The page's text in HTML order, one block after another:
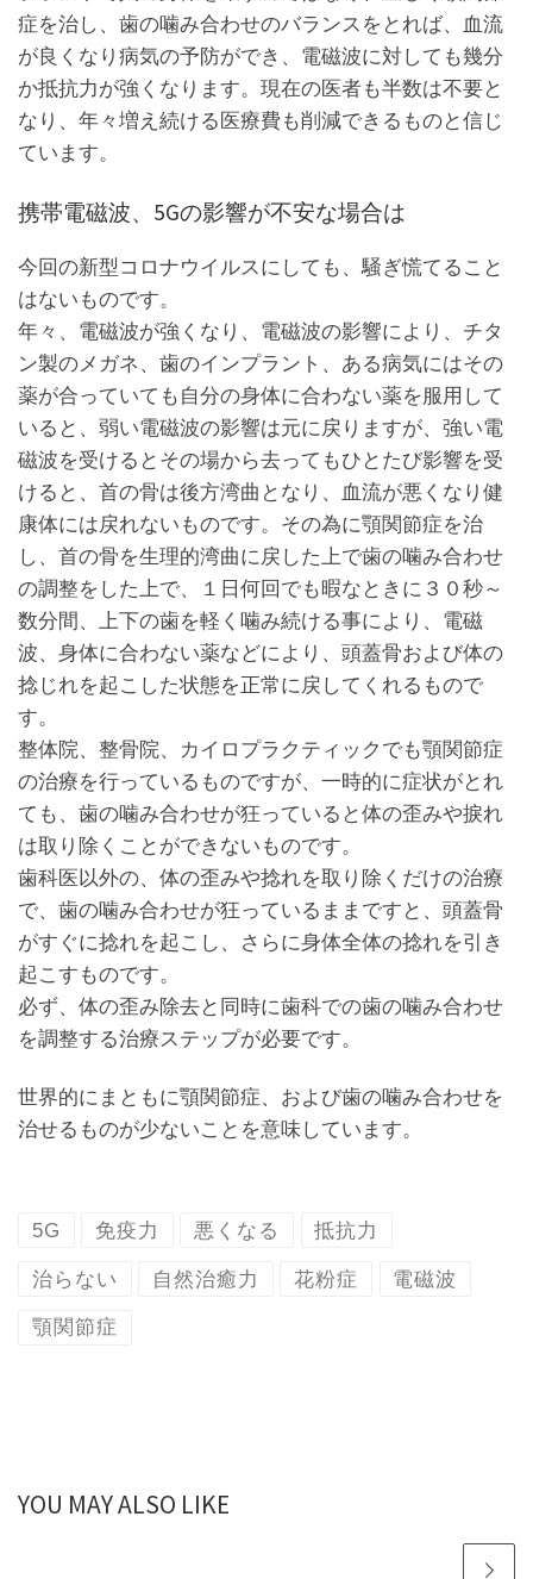
症を治し、歯の噛み合わせのバランスをとれば、血流
が良くなり病気の予防ができ、電磁波に対しても幾分
か抵抗力が強くなります。現在の医者も半数は不要と
なり、年々増え続ける医療費も削減できるものと信じ
ています。
携帯電磁波、5Gの影響が不安な場合は
今回の新型コロナウイルスにしても、騒ぎ慌てること
はないものです。
年々、電磁波が強くなり、電磁波の影響により、チタ
ン製のメガネ、歯のインプラント、ある病気にはその
薬が合っていても自分の身体に合わない薬を服用して
いると、弱い電磁波の影響は元に戻りますが、強い電
磁波を受けるとその場から去ってもひとたび影響を受
けると、首の骨は後方湾曲となり、血流が悪くなり健
康体には戻れないものです。その為に顎関節症を治
し、首の骨を生理的湾曲に戻した上で歯の噛み合わせ
の調整をした上で、１日何回でも暇なときに３０秒～
数分間、上下の歯を軽く噛み続ける事により、電磁
波、身体に合わない薬などにより、頭蓋骨および体の
捻じれを起こした状態を正常に戻してくれるもので
す。
整体院、整骨院、カイロプラクティックでも顎関節症
の治療を行っているものですが、一時的に症状がとれ
ても、歯の噛み合わせが狂っていると体の歪みや捩れ
は取り除くことができないものです。
歯科医以外の、体の歪みや捻れを取り除くだけの治療
で、歯の噛み合わせが狂っているままですと、頭蓋骨
がすぐに捻れを起こし、さらに身体全体の捻れを引き
起こすものです。
必ず、体の歪み除去と同時に歯科での歯の噛み合わせ
を調整する治療ステップが必要です。
世界的にまともに顎関節症、および歯の噛み合わせを
治せるものが少ないことを意味しています。
5G 免疫力 悪くなる 抵抗力
治らない 自然治癒力 花粉症 電磁波
顎関節症
YOU MAY ALSO LIKE